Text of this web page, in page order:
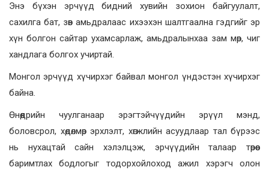
Энэ бүхэн эрчүүд бидний хувийн зохион байгуулалт,
сахилга бат, зөв амьдралаас ихээхэн шалтгаална гэдгийг эр
хүн болгон сайтар ухамсарлаж, амьдралынхаа зам мөр, чиг
хандлага болгох учиртай.
Монгол эрчүүд хүчирхэг байвал монгол үндэстэн хүчирхэг
байна.
Өнөөдрийн чуулганаар эрэгтэйчүүдийн эрүүл мэнд,
боловсрол, хөдөлмөр эрхлэлт, хөгжлийн асуудлаар тал бүрээс
нь нухацтай сайн хэлэлцэж, эрчүүдийн талаар төрөөс
баримтлах бодлогыг тодорхойлоход ажил хэрэгч олон